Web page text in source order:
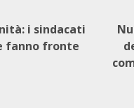
i sindacati
fanno fronte